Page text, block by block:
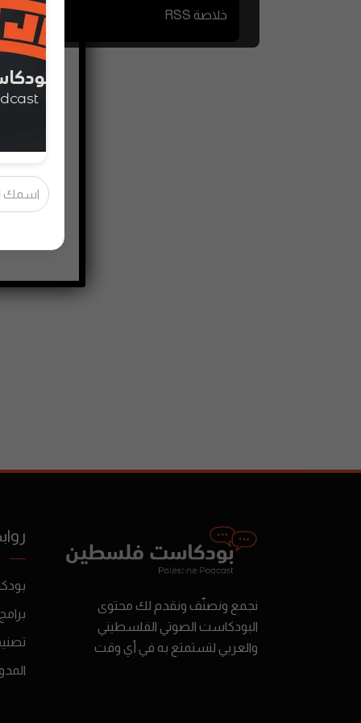
خلاصة RSS
نجمع ونصنّف ونقدم لك محتوى
البودكاست الصوتي الفلسطيني
والعربي لتستمتع به في أي وقت